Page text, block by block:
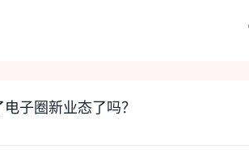
子圈新业态了吗？